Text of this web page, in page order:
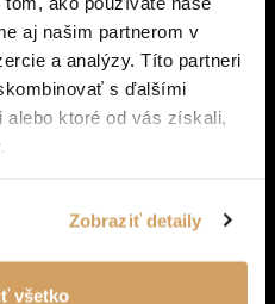
aj našim partnerom v
a analýzy. Títo partneri
s ďalšími
ktoré od vás získali,
Zobraziť detaily
všetko